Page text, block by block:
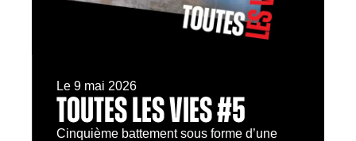
Le 9 mai 2026
TOUTES LES VIES #5
Cinquième battement sous forme d’une